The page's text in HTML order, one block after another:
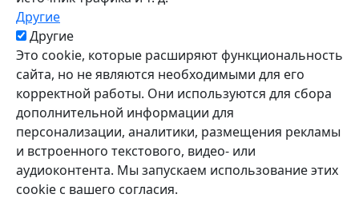
Другие
Другие
Это cookie, которые расширяют функциональность
сайта, но не являются необходимыми для его
корректной работы. Они используются для сбора
дополнительной информации для
персонализации, аналитики, размещения рекламы
и встроенного текстового, видео- или
аудиоконтента. Мы запускаем использование этих
cookie с вашего согласия.